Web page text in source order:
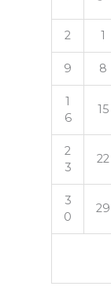
1
2
8
9
15
1
6
22
2
3
29
3
0